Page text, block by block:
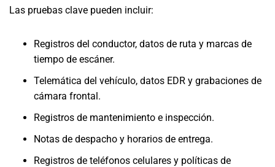
Las pruebas clave pueden incluir:
Registros del conductor, datos de ruta y marcas de
tiempo de escáner.
Telemática del vehículo, datos EDR y grabaciones de
cámara frontal.
Registros de mantenimiento e inspección.
Notas de despacho y horarios de entrega.
Registros de teléfonos celulares y políticas de